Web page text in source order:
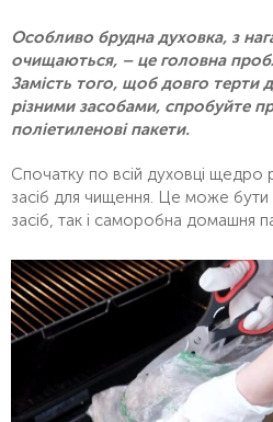
Особливо брудна духовка, з
очищаються, – це головна
Замість того, щоб довго терти
різними засобами, спробуйте
поліетиленові пакети.
Спочатку по всій духовці щедро
засіб для чищення. Це може бути
засіб, так і саморобна домашня